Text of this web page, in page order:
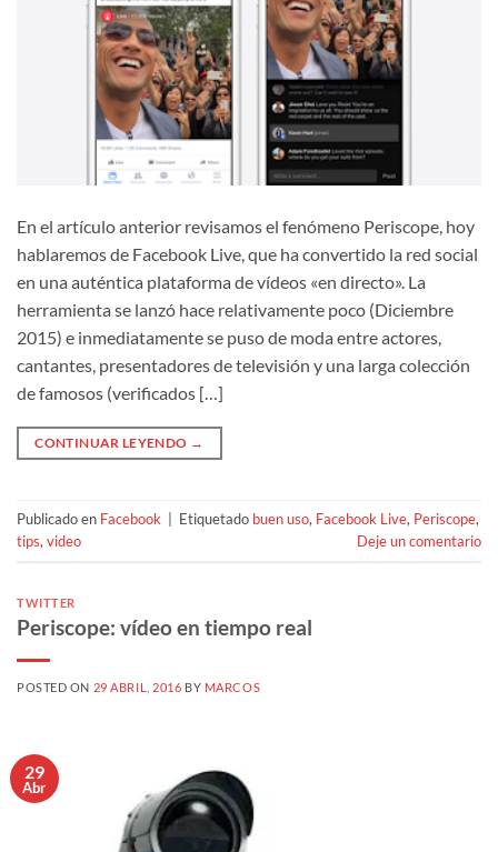
En el artículo anterior revisamos el fenómeno Periscope, hoy
hablaremos de Facebook Live, que ha convertido la red social
en una auténtica plataforma de vídeos «en directo». La
herramienta se lanzó hace relativamente poco (Diciembre
2015) e inmediatamente se puso de moda entre actores,
cantantes, presentadores de televisión y una larga colección
de famosos (verificados […]
CONTINUAR LEYENDO →
Publicado en Facebook Etiquetado buen uso, Facebook Live, Periscope,
tips,video Deje un comentario
TWITTER
Periscope: vídeo en tiempo real
POSTED ON 29 ABRIL, 2016 BY MARCOS
29
Abr